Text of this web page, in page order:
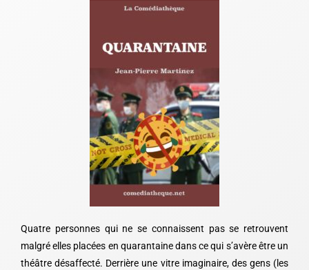
Quatre personnes qui ne se connaissent pas se retrouvent
malgré elles placées en quarantaine dans ce qui s’avère être un
théâtre désaffecté. Derrière une vitre imaginaire, des gens (les